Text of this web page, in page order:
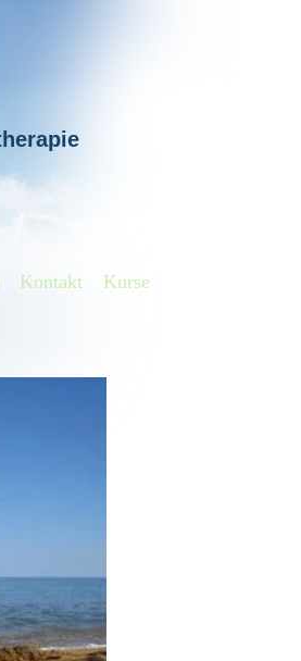
Kontakt Kurse